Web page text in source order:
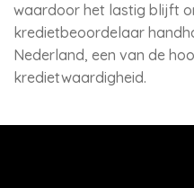
waardoor het lastig blijft
kredietbeoordelaar
Nederland, een van de
kredietwaardigheid.